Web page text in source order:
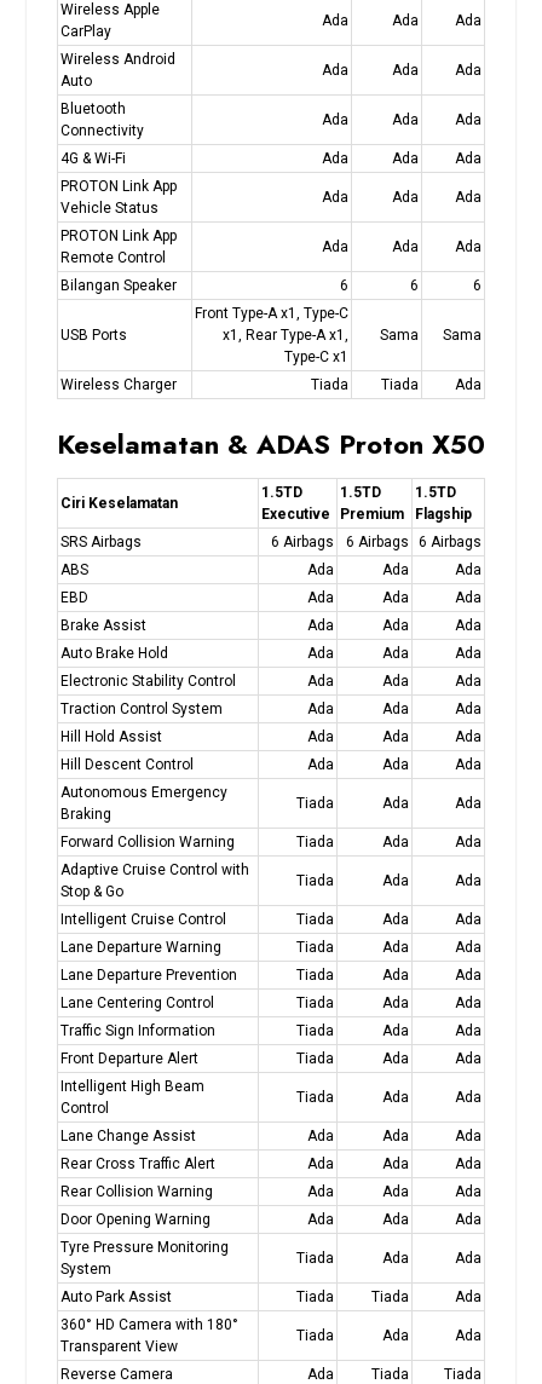
Wireless Apple
CarPlay
Ada Ada Ada
Wireless Android
Auto
Ada Ada Ada
Bluetooth
Connectivity
Ada Ada Ada
4G & Wi-Fi Ada Ada
Ada
PROTON Link App
Vehicle Status
Ada Ada Ada
PROTON Link App
Remote Control
Ada Ada Ada
Bilangan Speaker 6 6 6
USB Ports
Front Type-A x1, Type-C
x1, Rear Type-A x1,
Type-C x1
Sama Sama
Wireless Charger Tiada Tiada Ada
Keselamatan & ADAS Proton X50
Ciri Keselamatan
1.5TD
Executive
1.5TD
Premium
1.5TD
Flagship
SRS Airbags
6 Airbags 6 Airbags
6 Airbags
ABS
Ada Ada
Ada
EBD
Ada Ada
Ada
Brake Assist
Ada Ada
Ada
Auto Brake Hold
Ada Ada
Ada
Electronic Stability Control
Ada Ada
Ada
Traction Control System
Ada Ada
Ada
Hill Hold Assist
Ada Ada
Ada
Hill Descent Control
Ada Ada
Ada
Autonomous Emergency
Braking
Tiada Ada Ada
Forward Collision Warning Tiada Ada
Ada
Adaptive Cruise Control with
Stop & Go
Tiada Ada Ada
Intelligent Cruise Control Tiada Ada
Ada
Lane Departure Warning
Tiada Ada
Ada
Lane Departure Prevention
Tiada Ada
Ada
Lane Centering Control
Tiada Ada
Ada
Traffic Sign Information
Tiada Ada
Ada
Front Departure Alert
Tiada Ada
Ada
Intelligent High Beam
Control
Tiada Ada Ada
Lane Change Assist Ada Ada
Ada
Rear Cross Traffic Alert
Ada Ada
Ada
Rear Collision Warning
Ada Ada
Ada
Door Opening Warning
Ada Ada
Ada
Tyre Pressure Monitoring
System
Tiada Ada Ada
Auto Park Assist Tiada Tiada
Ada
360° HD Camera with 180°
Transparent View
Tiada Ada Ada
Reverse Camera Ada Tiada
Tiada